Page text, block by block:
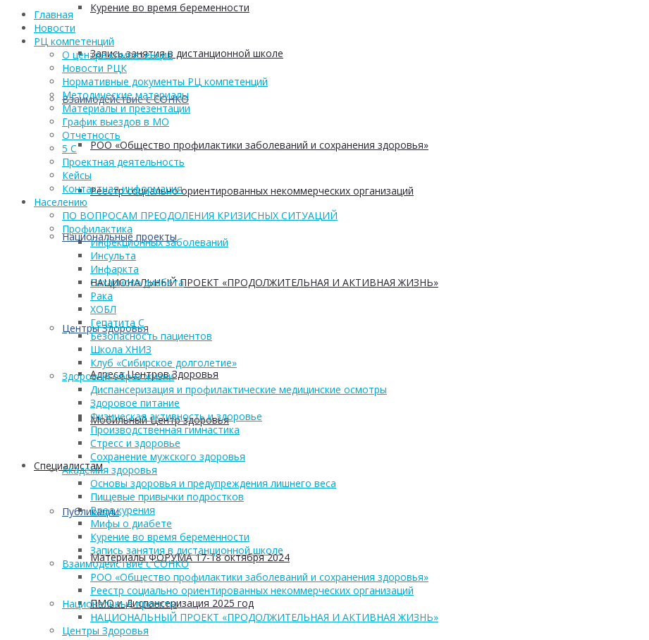
Курение во время беременности
Запись занятия в дистанционной школе
Взаимодействие с СОНКО
РОО «Общество профилактики заболеваний и сохранения здоровья»
Реестр социально ориентированных некоммерческих организаций
Национальные проекты
НАЦИОНАЛЬНЫЙ ПРОЕКТ «ПРОДОЛЖИТЕЛЬНАЯ И АКТИВНАЯ ЖИЗНЬ»
Центры Здоровья
Адреса Центров Здоровья
Мобильный Центр здоровья
Cпециалистам
Публикации
Материалы ФОРУМА 17-18 октября 2024
ПМО и Диспансеризация 2025 год
Главная
Новости
РЦ компетенций
О центре компетенций
Новости РЦК
Нормативные документы РЦ компетенций
Методические материалы
Материалы и презентации
График выездов в МО
Отчетность
5 С
Проектная деятельность
Кейсы
Контактная информация
Населению
ПО ВОПРОСАМ ПРЕОДОЛЕНИЯ КРИЗИСНЫХ СИТУАЦИЙ
Профилактика
Инфекционных заболеваний
Инсульта
Инфаркта
Сахарного диабета
Рака
ХОБЛ
Гепатита С
Безопасность пациентов
Школа ХНИЗ
Клуб «Сибирское долголетие»
Здоровый образ жизни
Диспансеризация и профилактические медицинские осмотры
Здоровое питание
Физическая активность и здоровье
Производственная гимнастика
Стресс и здоровье
Сохранение мужского здоровья
Академия здоровья
Основы здоровья и предупреждения лишнего веса
Пищевые привычки подростков
Вред курения
Мифы о диабете
Курение во время беременности
Запись занятия в дистанционной школе
Взаимодействие с СОНКО
РОО «Общество профилактики заболеваний и сохранения здоровья»
Реестр социально ориентированных некоммерческих организаций
Национальные проекты
НАЦИОНАЛЬНЫЙ ПРОЕКТ «ПРОДОЛЖИТЕЛЬНАЯ И АКТИВНАЯ ЖИЗНЬ»
Центры Здоровья